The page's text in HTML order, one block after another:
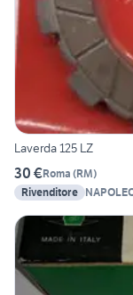
Laverda 125 LZ
30 €Roma (RM)
Rivenditore